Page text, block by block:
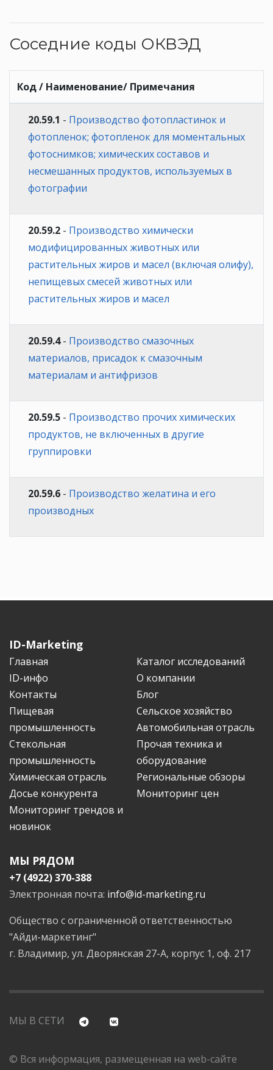
Соседние коды ОКВЭД
Код / Наименование/ Примечания
20.59.1 - Производство фотопластинок и
фотопленок; фотопленок для моментальных
фотоснимков; химических составов и
несмешанных продуктов, используемых в
фотографии
20.59.2 - Производство химически
модифицированных животных или
растительных жиров и масел (включая олифу),
непищевых смесей животных или
растительных жиров и масел
20.59.4- Производство смазочных
материалов, присадок к смазочным
материалам и антифризов
20.59.5 - Производство прочих химических
продуктов, не включенных в другие
группировки
20.59.6 - Производство желатина и его
производных
ID-Marketing
Главная
Каталог исследований
ID-инфо
О компании
Контакты
Блог
Пищевая
промышленность
Сельское хозяйство
Автомобильная отрасль
Стекольная
промышленность
Прочая техника и
оборудование
Химическая отрасль
Региональные обзоры
Досье конкурента
Мониторинг цен
Мониторинг трендов и
новинок
МЫ РЯДОМ
+7 (4922) 370-388
Электронная почта: info@id-marketing.ru
Общество с ограниченной ответственностью
"Айди-маркетинг"
г. Владимир, ул. Дворянская 27-А, корпус 1, оф. 217
МЫ В СЕТИ
© Вся информация, размещенная на web-сайте